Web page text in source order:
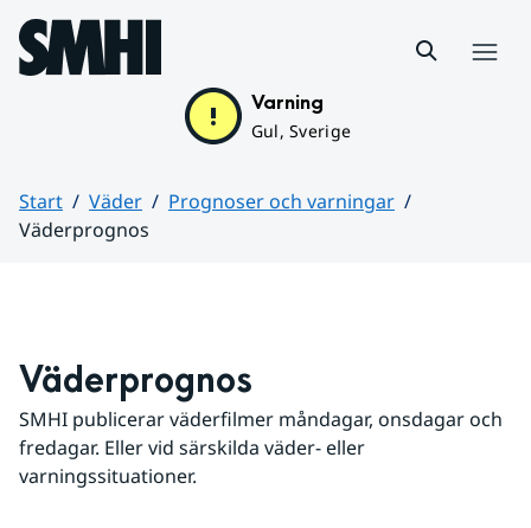
Hoppa till sidans innehåll
Varning
Gul, Sverige
Start Väder
Prognoser och varningar
Väderprognos
Väderprognos
SMHI publicerar väderfilmer måndagar, onsdagar och
fredagar. Eller vid särskilda väder- eller
varningssituationer.